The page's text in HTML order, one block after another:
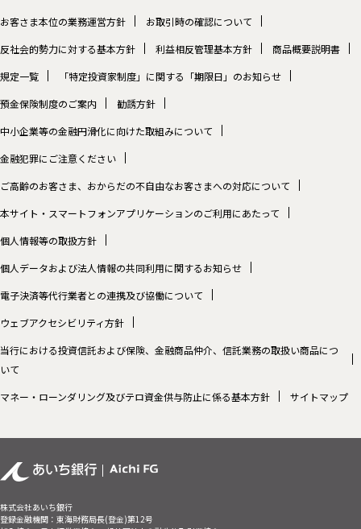
お客さま本位の業務運営方針
お取引時の確認について
反社会的勢力に対する基本方針
利益相反管理基本方針
商品概要説明書
規定一覧
「特定投資家制度」に関する「期限日」のお知らせ
預金保険制度のご案内
勧誘方針
中小企業等の金融円滑化に向けた取組みについて
金融犯罪にご注意ください
ご高齢のお客さま、おからだの不自由なお客さまへの対応について
本サイト・スマートフォンアプリケーションのご利用にあたって
個人情報等の取扱方針
個人データおよび法人情報の共同利用に関するお知らせ
電子決済等代行業者との連携及び協働について
ウェブアクセシビリティ方針
当行における投資信託および保険、金融商品仲介、信託業務の取扱い商品につ
いて
マネー・ローンダリング及びテロ資金供与防止に係る基本方針
サイトマップ
株式会社あいち銀行
登録金融機関：東海財務局長(登金)第12号